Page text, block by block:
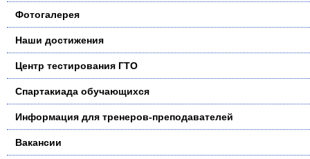
Фотогалерея
Наши достижения
Центр тестирования ГТО
Спартакиада обучающихся
Информация для тренеров-преподавателей
Вакансии